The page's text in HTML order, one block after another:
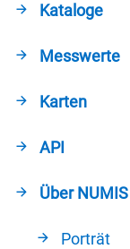
Kataloge
Messwerte
Karten
API
Über NUMIS
Porträt